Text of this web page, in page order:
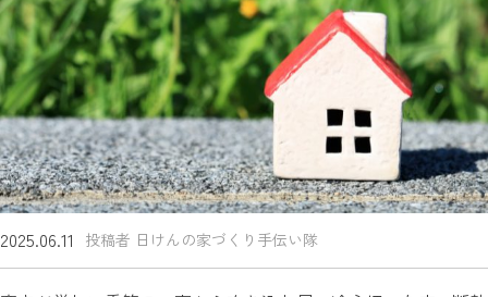
2025.06.11 投稿者 日けんの家づくり手伝い隊